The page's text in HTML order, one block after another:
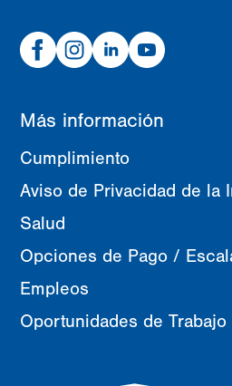
FacebookInstagramLinked
In
Youtube
Más información
Cumplimiento
Aviso de Privacidad de la
Salud
Opciones de Pago /
Empleos
Oportunidades de Trabajo